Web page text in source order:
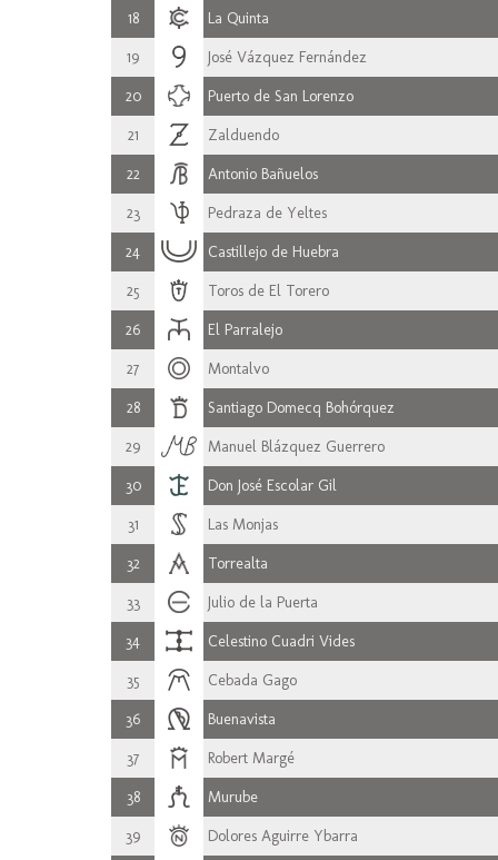
18 La Quinta
19 José Vázquez Fernández
20 Puerto de San Lorenzo
21 Zalduendo
22 Antonio Bañuelos
23 Pedraza de Yeltes
24 Castillejo de Huebra
25 Toros de El Torero
26 El Parralejo
27 Montalvo
28 Santiago Domecq Bohórquez
29 Manuel Blázquez Guerrero
30 Don José Escolar Gil
31 Las Monjas
32 Torrealta
33 Julio de la Puerta
34 Celestino Cuadri Vides
35 Cebada Gago
36 Buenavista
37 Robert Margé
38 Murube
39 Dolores Aguirre Ybarra